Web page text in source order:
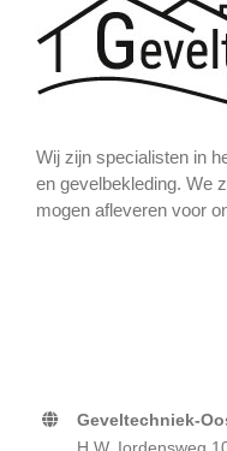
Wij zijn specialisten in
en gevelbekleding. We
mogen afleveren voor
Geveltechniek-
H.W. Iordensweg